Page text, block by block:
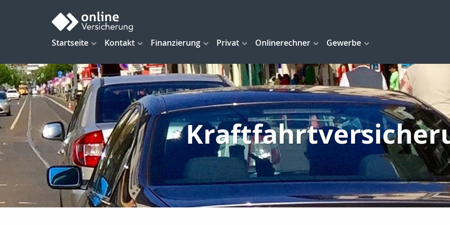
Startseite Kontakt Finanzierung Privat Onlinerechner Gewerbe